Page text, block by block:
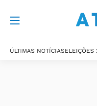
ÚLTIMAS NOTÍCIASELEIÇÕES